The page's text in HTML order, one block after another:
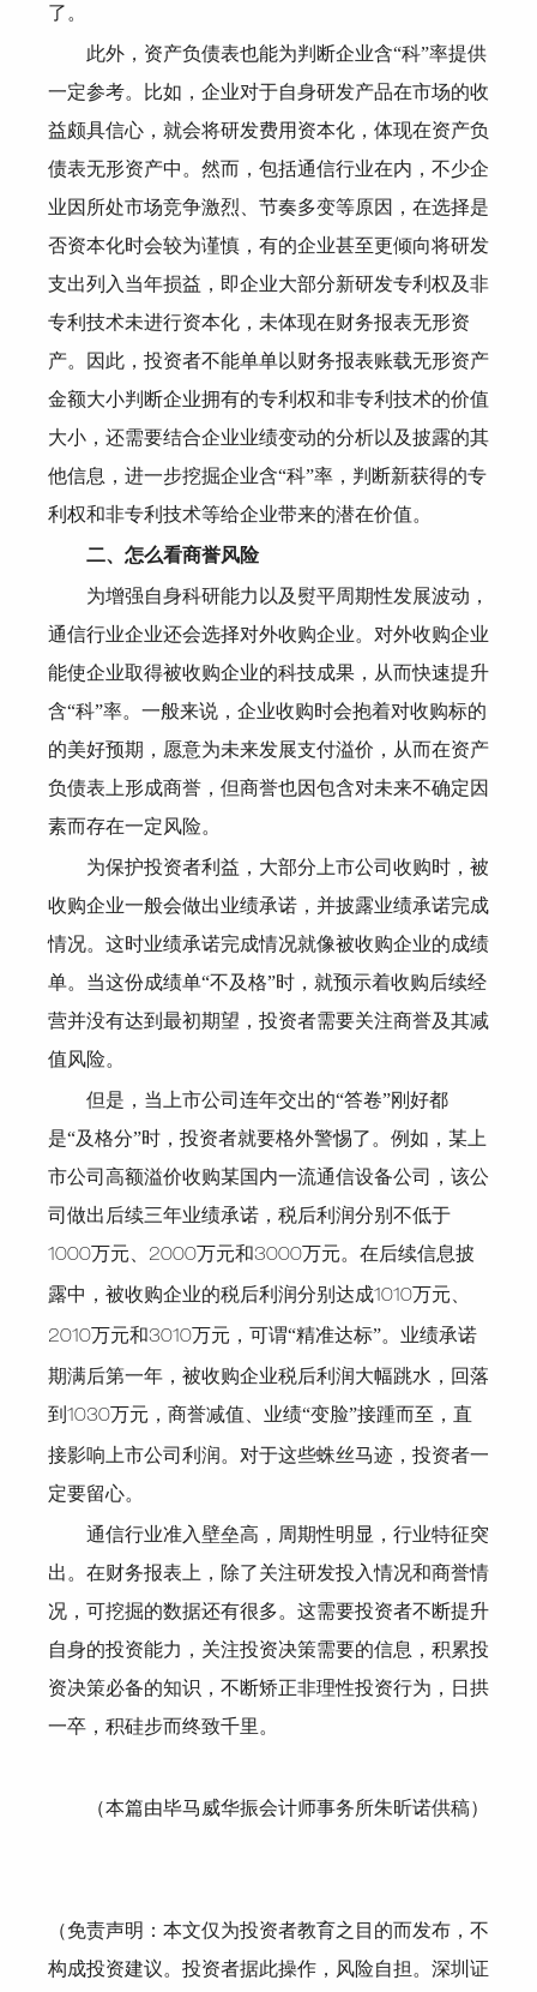
了。
此外，资产负债表也能为判断企业含“科”率提供
一定参考。比如，企业对于自身研发产品在市场的收
益颇具信心，就会将研发费用资本化，体现在资产负
债表无形资产中。然而，包括通信行业在内，不少企
业因所处市场竞争激烈、节奏多变等原因，在选择是
否资本化时会较为谨慎，有的企业甚至更倾向将研发
支出列入当年损益，即企业大部分新研发专利权及非
专利技术未进行资本化，未体现在财务报表无形资
产。因此，投资者不能单单以财务报表账载无形资产
金额大小判断企业拥有的专利权和非专利技术的价值
大小，还需要结合企业业绩变动的分析以及披露的其
他信息，进一步挖掘企业含“科”率，判断新获得的专
利权和非专利技术等给企业带来的潜在价值。
二、怎么看商誉风险
为增强自身科研能力以及熨平周期性发展波动，
通信行业企业还会选择对外收购企业。 对外收购企业
能使企业取得被收购企业的科技成果，从而快速提升
含“科”率。一般来说，企业收购时会抱着对收购标的
的美好预期，愿意为未来发展支付溢价，从而在资产
负债表上形成商誉，但商誉也因包含对未来不确定因
素而存在一定风险。
为保护投资者利益，大部分上市公司收购时，被
收购企业一般会做出业绩承诺，并披露业绩承诺完成
情况。这时业绩承诺完成情况就像被收购企业的成绩
单。当这份成绩单“不及格”时，就预示着收购后续经
营并没有达到最初期望，投资者需要关注商誉及其减
值风险。
但是，当上市公司连年交出的“答卷”刚好都
是“及格分”时，投资者就要格外警惕了。例如，某上
市公司高额溢价收购某国内一流通信设备公司，该公
司做出后续三年业绩承诺，税后利润分别不低于
1000万元、 2000万元和3000万元。在后续信息披
露中，被收购企业的税后利润分别达成1010万元、
2010万元和3010万元，可谓“精准达标”。业绩承诺
期满后第一年，被收购企业税后利润大幅跳水，回落
到 1030万元，商誉减值、业绩“变脸”接踵而至，直
接影响上市公司利润。对于这些蛛丝马迹，投资者一
定要留心。
通信行业准入壁垒高，周期性明显，行业特征突
出。在财务报表上，除了关注研发投入情况和商誉情
况，可挖掘的数据还有很多。这需要投资者不断提升
自身的投资能力，关注投资决策需要的信息，积累投
资决策必备的知识，不断矫正非理性投资行为，日拱
一卒，积硅步而终致千里。
（本篇由毕马威华振会计师事务所朱昕诺供稿）
（免责声明：本文仅为投资者教育之目的而发布，不
构成投资建议。投资者据此操作，风险自担。深圳证